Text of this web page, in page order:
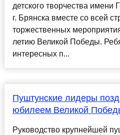
детского творчества
г. Брянска вместе со всей
торжественных
летию Великой Победы.
интересных п...
Пуштунские лидеры
юбилеем Великой
Руководство крупнейшей